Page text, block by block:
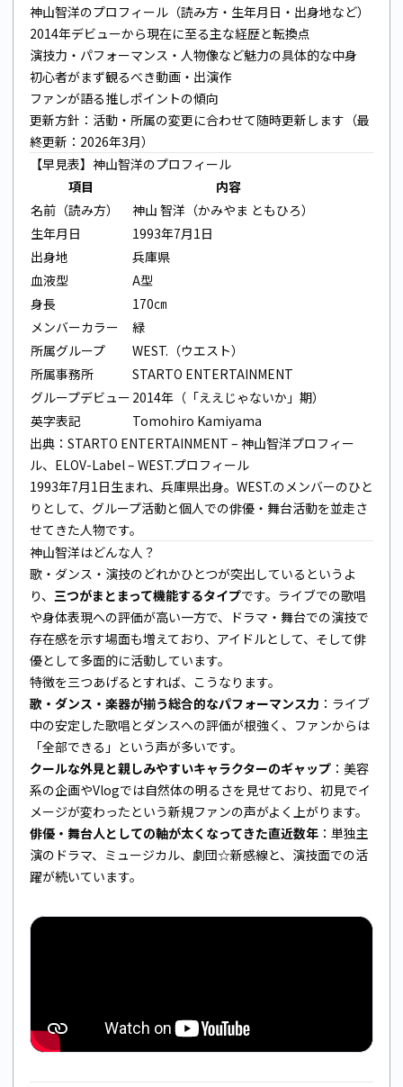
神山智洋のプロフィール（読み方・生年月日・出身地など）
2014年デビューから現在に至る主な経歴と転換点
演技力・パフォーマンス・人物像など魅力の具体的な中身
初心者がまず観るべき動画・出演作
ファンが語る推しポイントの傾向
更新方針：活動・所属の変更に合わせて随時更新します（最
終更新：2026年3月）
【早見表】神山智洋のプロフィール
項目
内容
名前（読み方）
神山 智洋（かみやま ともひろ）
生年月日
1993年7月1日
出身地
兵庫県
血液型
A型
身長
170㎝
メンバーカラー
緑
所属グループ
WEST.（ウエスト）
所属事務所
STARTO ENTERTAINMENT
グループデビュー 2014年（「ええじゃないか」期）
英字表記
Tomohiro Kamiyama
出典： STARTO ENTERTAINMENT – 神山智洋プロフィー
ル、 ELOV-Label – WEST.プロフィール
1993年7月1日生まれ、兵庫県出身。WEST.のメンバーのひと
りとして、グループ活動と個人での俳優・舞台活動を並走さ
せてきた人物です。
神山智洋はどんな人？
歌・ダンス・演技のどれかひとつが突出しているというよ
り、 三つがまとまって機能するタイプです。ライブでの歌唱
や身体表現への評価が高い一方で、ドラマ・舞台での演技で
存在感を示す場面も増えており、アイドルとして、そして俳
優として多面的に活動しています。
特徴を三つあげるとすれば、こうなります。
歌・ダンス・楽器が揃う総合的なパフォーマンス力 ：ライブ
中の安定した歌唱とダンスへの評価が根強く、ファンからは
「全部できる」という声が多いです。
クールな外見と親しみやすいキャラクターのギャップ ：美容
系の企画やVlogでは自然体の明るさを見せており、初見でイ
メージが変わったという新規ファンの声がよく上がります。
俳優・舞台人としての軸が太くなってきた直近数年 ：単独主
演のドラマ、ミュージカル、劇団☆新感線と、演技面での活
躍が続いています。